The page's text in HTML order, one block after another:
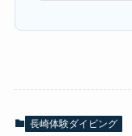
長崎体験ダイビング